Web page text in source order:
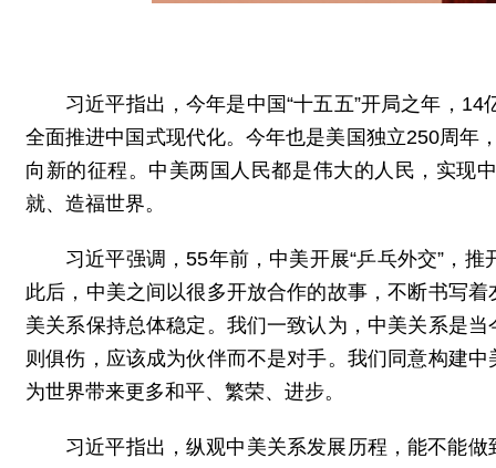
习近平指出，今年是中国“十五五”开局之年，
全面推进中国式现代化。今年也是美国独立250周年
向新的征程。中美两国人民都是伟大的人民，实现
就、造福世界。
习近平强调，55年前，中美开展“乒乓外交”，
此后，中美之间以很多开放合作的故事，不断书写
美关系保持总体稳定。我们一致认为，中美关系是
则俱伤，应该成为伙伴而不是对手。我们同意构建
为世界带来更多和平、繁荣、进步。
习近平指出，纵观中美关系发展历程，能不能